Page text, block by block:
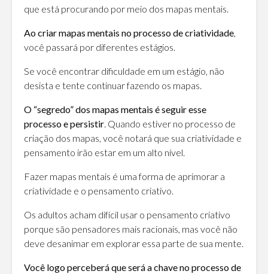
que está procurando por meio dos mapas mentais.
Ao criar mapas mentais no processo de criatividade,
você passará por diferentes estágios.
Se você encontrar dificuldade em um estágio, não
desista e tente continuar fazendo os mapas.
O “segredo” dos mapas mentais é seguir esse
processo e persistir. Quando estiver no processo de
criação dos mapas, você notará que sua criatividade e
pensamento irão estar em um alto nível.
Fazer mapas mentais é uma forma de aprimorar a
criatividade e o pensamento criativo.
Os adultos acham difícil usar o pensamento criativo
porque são pensadores mais racionais, mas você não
deve desanimar em explorar essa parte de sua mente.
Você logo perceberá que será a chave no processo de